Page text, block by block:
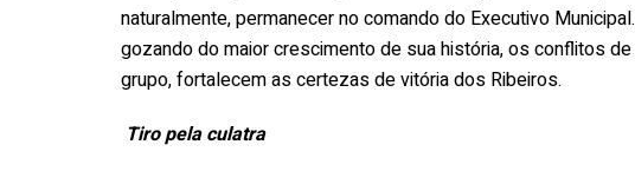
naturalmente, permanecer no comando do Executivo
gozando do maior crescimento de sua história, os conflitos
grupo, fortalecem as certezas de vitória dos Ribeiros.
Tiro pela culatra